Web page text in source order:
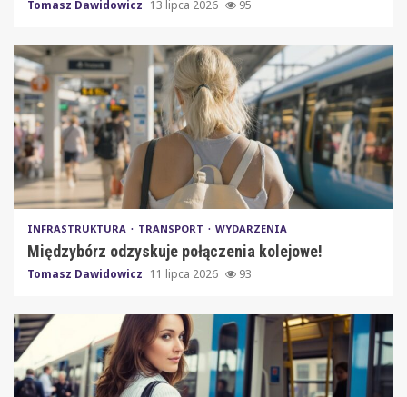
Tomasz Dawidowicz 13 lipca 2026 95
INFRASTRUKTURA TRANSPORT WYDARZENIA
Międzybórz odzyskuje połączenia kolejowe!
Tomasz Dawidowicz 11 lipca 2026 93